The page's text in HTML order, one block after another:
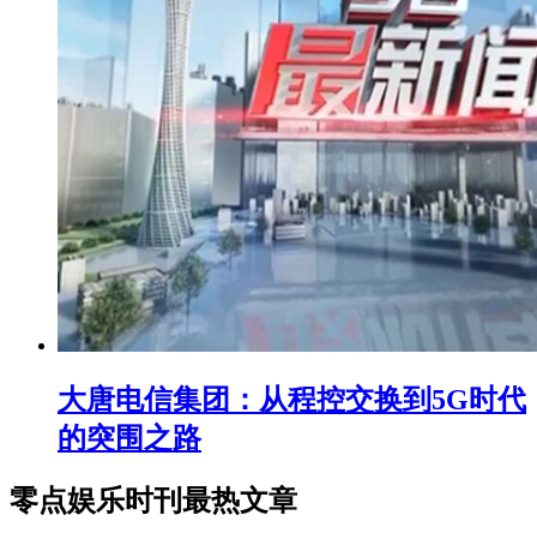
大唐电信集团：从程控交换到5G时代
的突围之路
零点娱乐时刊最热文章